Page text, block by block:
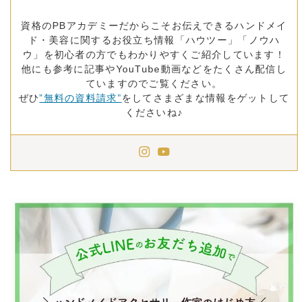
資格のPBアカデミーだからこそお伝えできるハンドメイ
ド・美容に関するお役立ち情報「ハウツー」「ノウハ
ウ」を初心者の方でもわかりやすくご紹介しています！
他にも参考に記事やYouTube動画などをたくさん配信し
ていますのでご覧ください。
ぜひ”無料の資料請求”をしてさまざまな情報をゲットして
くださいね♪